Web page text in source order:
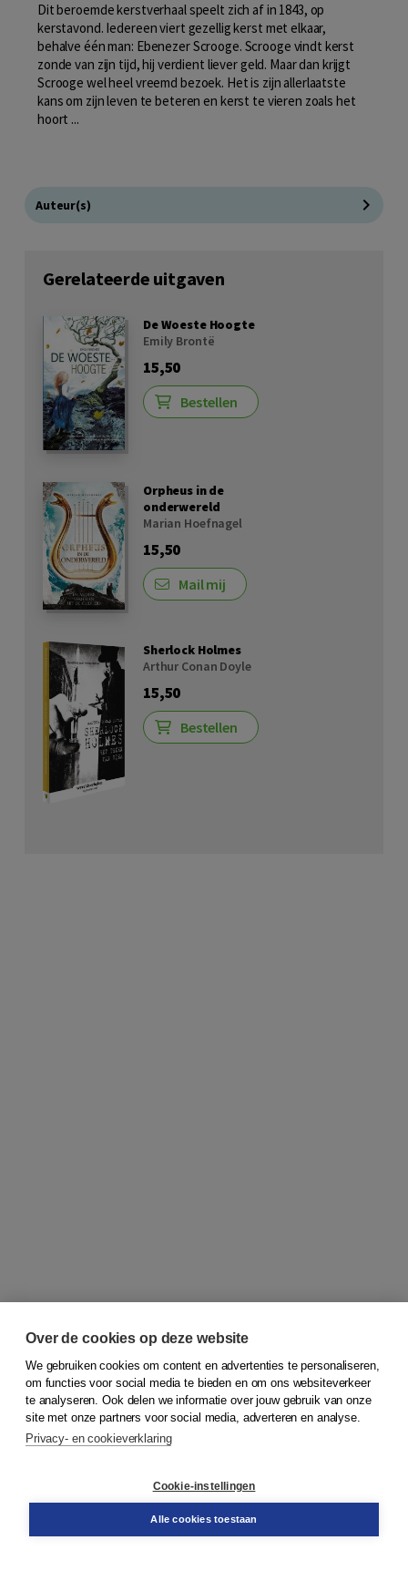
Dit beroemde kerstverhaal speelt zich af in 1843, op
kerstavond. Iedereen viert gezellig kerst met elkaar,
behalve één man: Ebenezer Scrooge. Scrooge vindt kerst
zonde van zijn tijd, hij verdient liever geld. Maar dan krijgt
Scrooge wel heel vreemd bezoek. Het is zijn allerlaatste
kans om zijn leven te beteren en kerst te vieren zoals het
hoort ...
Auteur(s)
Gerelateerde uitgaven
De Woeste Hoogte
Emily Brontë
15,50
Bestellen
Orpheus in de
onderwereld
Marian Hoefnagel
15,50
Mail mij
Sherlock Holmes
Arthur Conan Doyle
15,50
Bestellen
© 2026Koninklijke Boom uitgevers
Bestellen
Over de cookies op deze website
We gebruiken cookies om content en advertenties te personaliseren,
om functies voor social media te bieden en om ons websiteverkeer
te analyseren. Ook delen we informatie over jouw gebruik van onze
site met onze partners voor social media, adverteren en analyse.
Privacy- en cookieverklaring
Cookie-instellingen
Alle cookies toestaan